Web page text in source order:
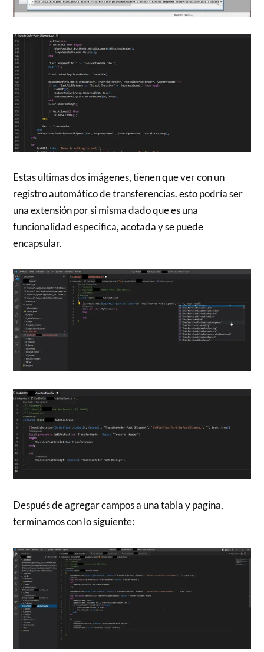
Estas ultimas dos imágenes, tienen que ver con un
registro automático de transferencias. esto podría ser
una extensión por si misma dado que es una
funcionalidad especifica, acotada y se puede
encapsular.
Después de agregar campos a una tabla y pagina,
terminamos con lo siguiente: